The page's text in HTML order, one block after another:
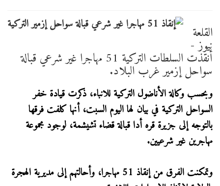
القلعة
نيوز -
أنقذت السلطات التركية 51 مهاجرا غير شرعي قبالة
سواحل إزمير غرب البلاد.
وبحسب وكالة الأناضول التركية للانباء، ذكرت قيادة خفر
السواحل التركية في بيان لها اليوم السبت، أنها كلفت فرقها
بالتوجه إلى جزيرة قره أدا قبالة قضاء تشيشمة، لوجود مجموعة
مهاجرين غير شرعيين.
وتمكنت الفرق من إنقاذ 51 مهاجرا، وأحالتهم إلى مديرية الهجرة